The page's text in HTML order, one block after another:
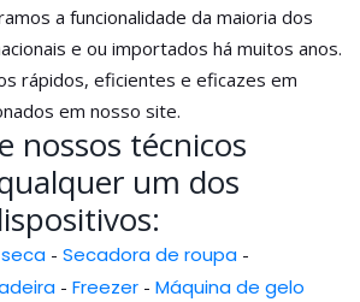
a funcionalidade da maioria dos
e ou importados há muitos anos.
rápidos, eficientes e eficazes em
em nosso site.
nossos técnicos
um dos
- Secadora de roupa -
- Freezer - Máquina de gelo